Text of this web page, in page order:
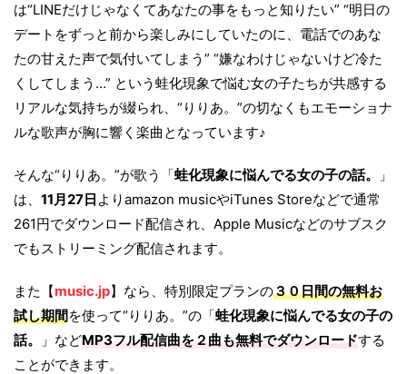
は“LINEだけじゃなくてあなたの事をもっと知りたい” “明日の
デートをずっと前から楽しみにしていたのに、電話でのあな
たの甘えた声で気付いてしまう” “嫌なわけじゃないけど冷た
くしてしまう…” という蛙化現象で悩む女の子たちが共感する
リアルな気持ちが綴られ、“りりあ。”の切なくもエモーショナ
ルな歌声が胸に響く楽曲となっています♪
そんな“りりあ。”が歌う「蛙化現象に悩んでる女の子の話。
」
は、 11月27日 よりamazon musicやiTunes Storeなどで通常
261円でダウンロード配信され、Apple Musicなどのサブスク
でもストリーミング配信されます。
また【music.jp】なら、特別限定プランの３０日間の無料お
試し期間を使って“りりあ。”の「蛙化現象に悩んでる女の子の
話。
」などMP3フル配信曲を２曲も無料でダウンロードする
ことができます。